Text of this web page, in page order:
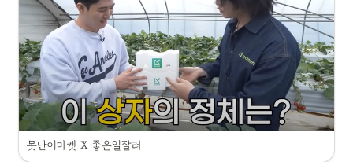
못난이마켓 X 좋은일잘러